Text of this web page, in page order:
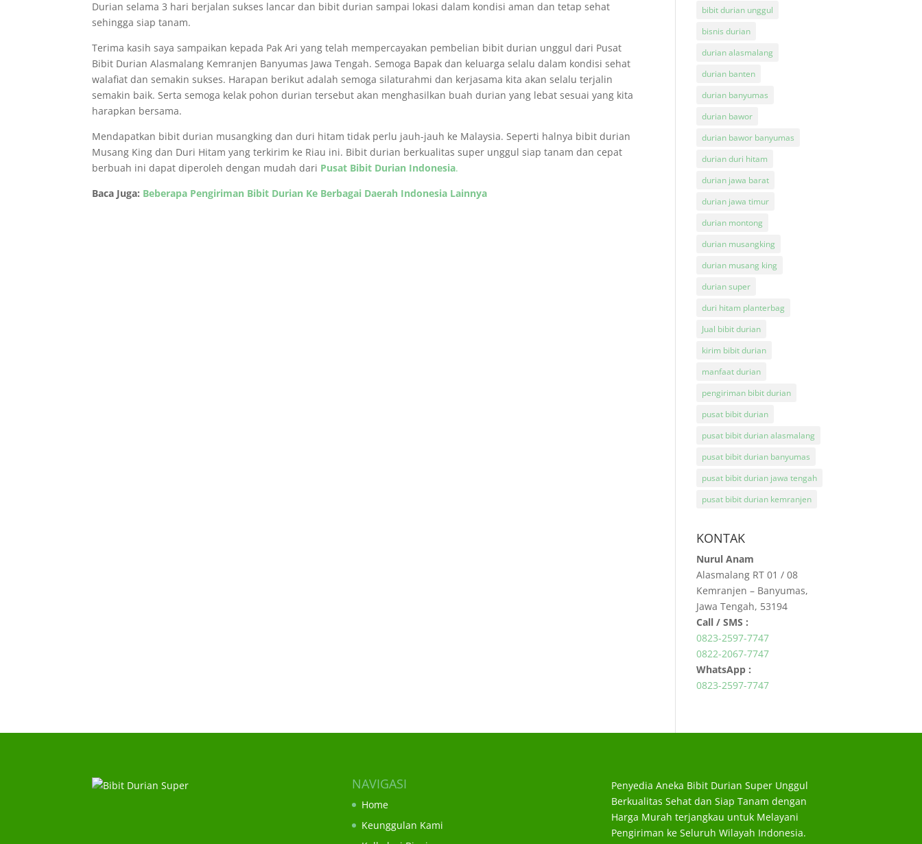
Durian selama 3 hari berjalan sukses lancar dan bibit durian sampai lokasi dalam kondisi aman dan tetap sehat
sehingga siap tanam.
Terima kasih saya sampaikan kepada Pak Ari yang telah mempercayakan pembelian bibit durian unggul dari Pusat
Bibit Durian Alasmalang Kemranjen Banyumas Jawa Tengah. Semoga Bapak dan keluarga selalu dalam kondisi sehat
walafiat dan semakin sukses. Harapan berikut adalah semoga silaturahmi dan kerjasama kita akan selalu terjalin
semakin baik. Serta semoga kelak pohon durian tersebut akan menghasilkan buah durian yang lebat sesuai yang kita
harapkan bersama.
Mendapatkan bibit durian musangking dan duri hitam tidak perlu jauh-jauh ke Malaysia. Seperti halnya bibit durian
Musang King dan Duri Hitam yang terkirim ke Riau ini. Bibit durian berkualitas super unggul siap tanam dan cepat
berbuah ini dapat diperoleh dengan mudah dari Pusat Bibit Durian Indonesia.
Baca Juga: Beberapa Pengiriman Bibit Durian Ke Berbagai Daerah Indonesia Lainnya
bibit durian unggul
bisnis durian
durian alasmalang
durian banten
durian banyumas
durian bawor
durian bawor banyumas
durian duri hitam
durian jawa barat
durian jawa timur
durian montong
durian musangking
durian musang king
durian super
duri hitam planterbag
Jual bibit durian
kirim bibit durian
manfaat durian
pengiriman bibit durian
pusat bibit durian
pusat bibit durian alasmalang
pusat bibit durian banyumas
pusat bibit durian jawa tengah
pusat bibit durian kemranjen
KONTAK
Nurul Anam
Alasmalang RT 01 / 08
Kemranjen – Banyumas,
Jawa Tengah, 53194
Call / SMS :
0823-2597-7747
0822-2067-7747
WhatsApp :
0823-2597-7747
NAVIGASI
Home
Keunggulan Kami
Penyedia Aneka Bibit Durian Super Unggul
Berkualitas Sehat dan Siap Tanam dengan
Harga Murah terjangkau untuk Melayani
Pengiriman ke Seluruh Wilayah Indonesia.